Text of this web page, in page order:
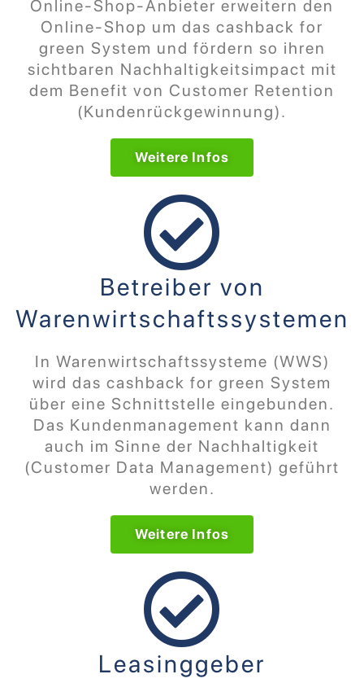
Online-Shop-Anbieter erweitern den
Online-Shop um das cashback for
green System und fördern so ihren
sichtbaren Nachhaltigkeitsimpact mit
dem Benefit von Customer Retention
(Kundenrückgewinnung).
Weitere Infos
Betreiber von
Warenwirtschaftssystemen
In Warenwirtschaftssysteme (WWS)
wird das cashback for green System
über eine Schnittstelle eingebunden.
Das Kundenmanagement kann dann
auch im Sinne der Nachhaltigkeit
(Customer Data Management) geführt
werden.
Weitere Infos
Leasinggeber